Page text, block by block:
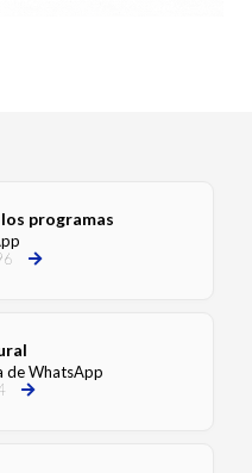
programas
de WhatsApp